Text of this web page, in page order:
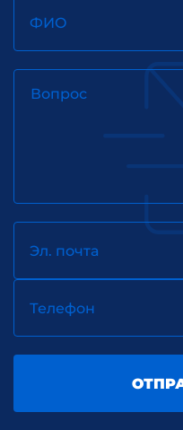
ФИО
Вопрос
Эл. почта
Телефон